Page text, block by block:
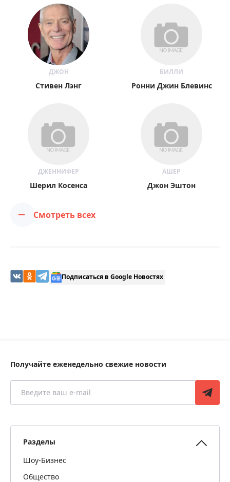
ДЖОН
Стивен Лэнг
БИЛЛИ
Ронни Джин Блевинс
ДЖЕННИФЕР
Шерил Косенса
АШЕР
Джон Эштон
Смотреть всех
Подписаться в Google Новостях
Получайте еженедельно свежие новости
Разделы
Шоу-Бизнес
Общество